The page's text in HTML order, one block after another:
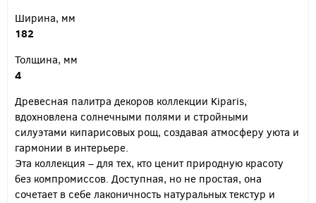
Ширина, мм
182
Толщина, мм
4
Древесная палитра декоров коллекции Kiparis,
вдохновлена солнечными полями и стройными
силуэтами кипарисовых рощ, создавая атмосферу уюта и
гармонии в интерьере.
Эта коллекция – для тех, кто ценит природную красоту
без компромиссов. Доступная, но не простая, она
сочетает в себе лаконичность натуральных текстур и